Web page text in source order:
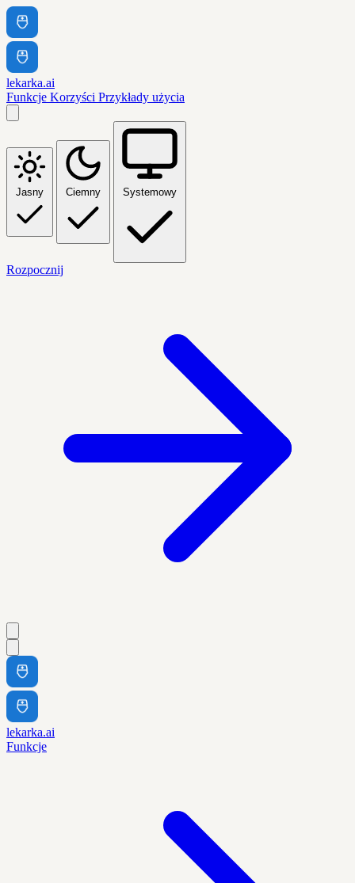
lekarka.ai
Funkcje Korzyści Przykłady użycia
Jasny Ciemny Systemowy
Rozpocznij
lekarka.ai
Funkcje